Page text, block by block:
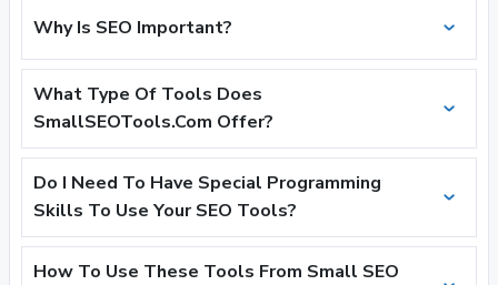
Why Is SEO Important?
What Type Of Tools Does
SmallSEOTools.Com Offer?
Do I Need To Have Special Programming
Skills To Use Your SEO Tools?
How To Use These Tools From Small SEO